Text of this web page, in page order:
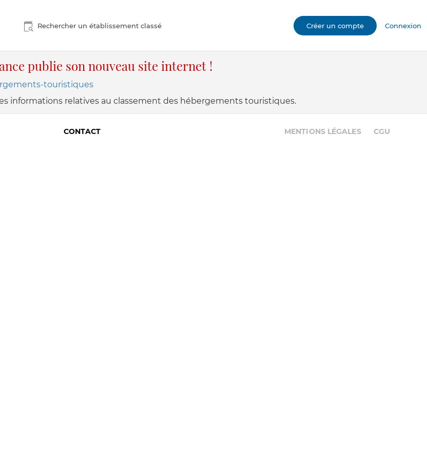
Rechercher un établissement classé Créer un compte Connexion
publie son nouveau site internet !
touristiques
informations relatives au classement des hébergements touristiques.
CONTACT MENTIONS LÉGALES CGU